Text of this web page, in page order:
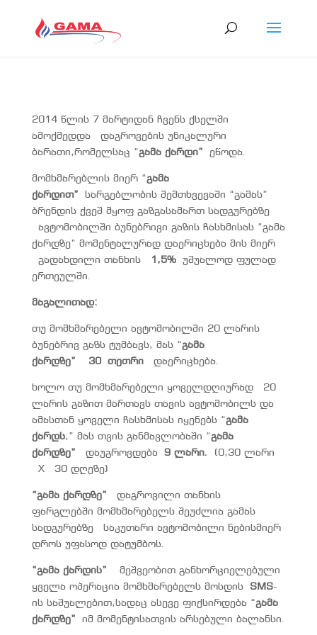
2014 წლის 7 მარტიდან ჩვენს ქსელში
ამოქმედდა დაგროვების უნიკალური
ბარათი,რომელსაც “გამა ქარდი” ეწოდა.
მომხმარებლის მიერ “გამა
ქარდით” სარგებლობის შემთხვევაში “გამას”
ბრენდის ქვეშ მყოფ გაზგასამართ სადგურებზე
ავტომობილში ბუნებრივი გაზის ჩასხმისას “გამა
ქარდზე” მომენტალურად დაერიცხება მის მიერ
გადახდილი თანხის
1,5%უშუალოდ ფულად
ერთეულში.
მაგალითად:
თუ მომხმარებელი ავტომობილში 20 ლარის
ბუნებრივ გაზს ტუმბავს, მას “გამა
ქარდზე”
30 თეთრიდაერიცხება.
ხოლო თუ მომხმარებელი ყოველდღიურად 20
ლარის გაზით მართავს თავის ავტომობილს და
ამასთან ყოველი ჩასხმისას იყენებს “გამა
ქარდს,” მას თვის განმავლობაში “გამა
ქარდზე” დაუგროვდება 9 ლარი.
(0,30 ლარი
X 30 დღეზე)
“გამა ქარდზე” დაგროვილი თანხის
ფარგლებში მომხმარებელს შეუძლია გამას
სადგურებზე საკუთარი ავტომობილი ნებისმიერ
დროს უფასოდ დატუმბოს.
“გამა ქარდის”
მეშვეობით განხორციელებული
ყველა ოპერაცია მომხმარებელს მოსდის SMS-
ის საშუალებით,სადაც ასევე ფიქსირდება “გამა
ქარდზე” იმ მომენტისათვის არსებული ბალანსი.